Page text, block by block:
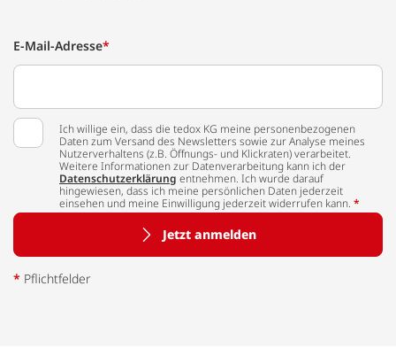
E-Mail-Adresse*
Ich willige ein, dass die tedox KG meine personenbezogenen
Daten zum Versand des Newsletters sowie zur Analyse meines
Nutzerverhaltens (z.B. Öffnungs- und Klickraten) verarbeitet.
Weitere Informationen zur Datenverarbeitung kann ich der
Datenschutzerklärung entnehmen. Ich wurde darauf
hingewiesen, dass ich meine persönlichen Daten jederzeit
einsehen und meine Einwilligung jederzeit widerrufen kann. *
Jetzt anmelden
* Pflichtfelder